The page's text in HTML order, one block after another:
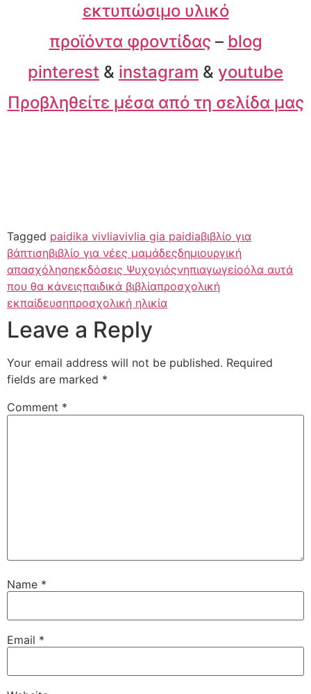
εκτυπώσιμο υλικό
προϊόντα φροντίδας – blog
pinterest & instagram & youtube
Προβληθείτε μέσα από τη σελίδα μας
Tagged paidika vivliavivlia gia paidiaβιβλίο για
βάπτισηβιβλίο για νέες μαμάδεςδημιουργική
απασχόλησηεκδόσεις Ψυχογιόςνηπιαγωγείοόλα αυτά
που θα κάνειςπαιδικά βιβλίαπροσχολική
εκπαίδευσηπροσχολική ηλικία
Leave a Reply
Your email address will not be published. Required
fields are marked *
Comment *
Name *
Email *